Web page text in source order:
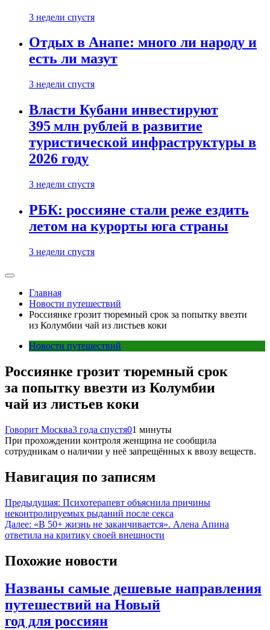
3 недели спустя
Отдых в Анапе: много ли народу и
есть ли мазут
3 недели спустя
Власти Кубани инвестируют
395 млн рублей в развитие
туристической инфраструктуры в
2026 году
3 недели спустя
РБК: россияне стали реже ездить
летом на курорты юга страны
3 недели спустя
Главная
Новости путешествий
Россиянке грозит тюремный срок за попытку ввезти
из Колумбии чай из листьев коки
Новости путешествий
Россиянке грозит тюремный срок
за попытку ввезти из Колумбии
чай из листьев коки
Говорит Москва3 года спустя01 минуты
При прохождении контроля женщина не сообщила
сотрудникам о наличии у неё запрещённых к ввозу веществ.
Навигация по записям
Предыдущая: Психотерапевт объяснила причины
неконтролируемых рыданий после секса
Далее: «В 50+ жизнь не заканчивается». Алена Апина
ответила на критику своей внешности
Похожие новости
Названы самые дешевые направления
путешествий на Новый
год для россиян